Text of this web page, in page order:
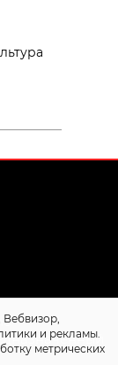
и рекламы.
метрических